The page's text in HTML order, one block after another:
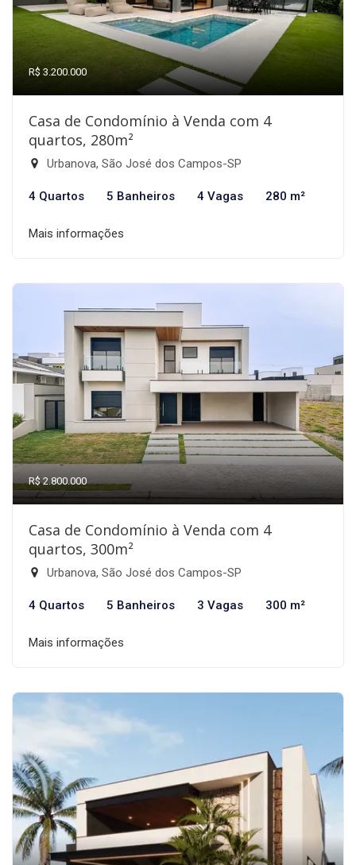
R$ 3.200.000
Casa de Condomínio à Venda com 4
quartos, 280m²
Urbanova, São José dos Campos-SP
4 Quartos 5 Banheiros 4 Vagas 280 m²
Mais informações
R$ 2.800.000
Casa de Condomínio à Venda com 4
quartos, 300m²
Urbanova, São José dos Campos-SP
4 Quartos 5 Banheiros 3 Vagas 300 m²
Mais informações